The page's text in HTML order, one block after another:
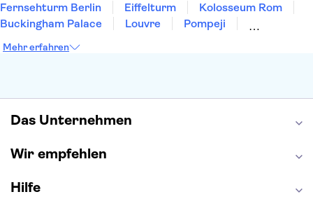
Fernsehturm Berlin
Eiffelturm
Kolosseum Rom
Buckingham Palace
Louvre
Pompeji
Moulin Rouge
Mehr erfahren
Das Unternehmen
Wir empfehlen
Hilfe